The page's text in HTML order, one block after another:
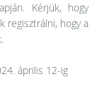
Kérjük, hogy
regisztrálni, hogy a
április 12-ig